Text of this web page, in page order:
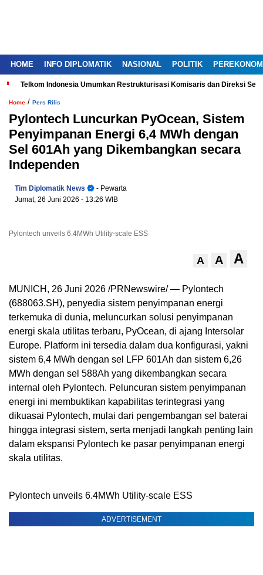
HOME INFO DIPLOMATIK NASIONAL POLITIK
Telkom Indonesia Umumkan Restrukturisasi Komisaris dan Direksi
Home / Pers Rilis
Pylontech Luncurkan PyOcean, Sistem
Penyimpanan Energi 6,4 MWh dengan
Sel 601Ah yang Dikembangkan secara
Independen
Tim Diplomatik News
- Pewarta
Jumat, 26 Juni 2026 - 13:26 WIB
Pylontech unveils 6.4MWh Utility-scale ESS
A A A
MUNICH, 26 Juni 2026 /PRNewswire/ — Pylontech
(688063.SH), penyedia sistem penyimpanan energi
terkemuka di dunia, meluncurkan solusi penyimpanan
energi skala utilitas terbaru, PyOcean, di ajang Intersolar
Europe. Platform ini tersedia dalam dua konfigurasi, yakni
sistem 6,4 MWh dengan sel LFP 601Ah dan sistem 6,26
MWh dengan sel 588Ah yang dikembangkan secara
internal oleh Pylontech. Peluncuran sistem penyimpanan
energi ini membuktikan kapabilitas terintegrasi yang
dikuasai Pylontech, mulai dari pengembangan sel baterai
hingga integrasi sistem, serta menjadi langkah penting lain
dalam ekspansi Pylontech ke pasar penyimpanan energi
skala utilitas.
Pylontech unveils 6.4MWh Utility-scale ESS
ADVERTISEMENT